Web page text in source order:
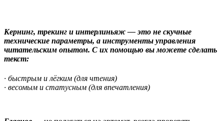
Кернинг, трекинг и интерлиньяж — это не скучные
технические параметры, а инструменты управления
читательским опытом. С их помощью вы можете сделать
текст:
· быстрым и лёгким (для чтения)
· весомым и статусным (для впечатления)